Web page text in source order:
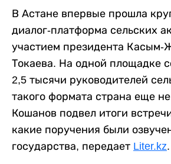
В Астане впервые прошла
диалог-платформа сельских
участием президента Касым-
Токаева. На одной площадке
2,5 тысячи руководителей
такого формата страна еще
Кошанов подвел итоги
какие поручения были
государства, передает Liter.kz.